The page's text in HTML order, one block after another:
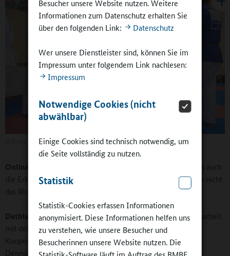
Besucher unsere Website nutzen. Weitere
Informationen zum Datenschutz erhalten Sie
über den folgenden Link:
Datenschutz
Wer unsere Dienstleister sind, können Sie im
Impressum unter folgendem Link nachlesen:
Impressum
Notwendige Cookies (nicht
abwählbar)
Einige Cookies sind technisch notwendig, um
die Seite vollständig zu nutzen.
Statistik
Statistik-Cookies erfassen Informationen
anonymisiert. Diese Informationen helfen uns
zu verstehen, wie unsere Besucher und
Besucherinnen unsere Website nutzen. Die
Britta Hüning
Online-Redaktion
: Das heißt, am Ende des Coachings kann auch
die Erkenntnis stehen, dass der Ganztag für den Verein noch nicht
das Richtige ist?
Dethlefsen: Ziel unseres Engagements und der Zusammenarbeit
mit der Agentur ist und bleibt natürlich der Ausbau der
Kooperation zwischen Sportvereinen und Ganztagsschulen.
Dennoch kann das Coaching manchmal auch andere